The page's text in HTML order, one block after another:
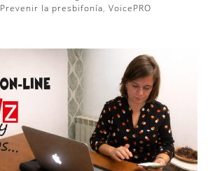
Prevenir la presbifonía, VoicePRO